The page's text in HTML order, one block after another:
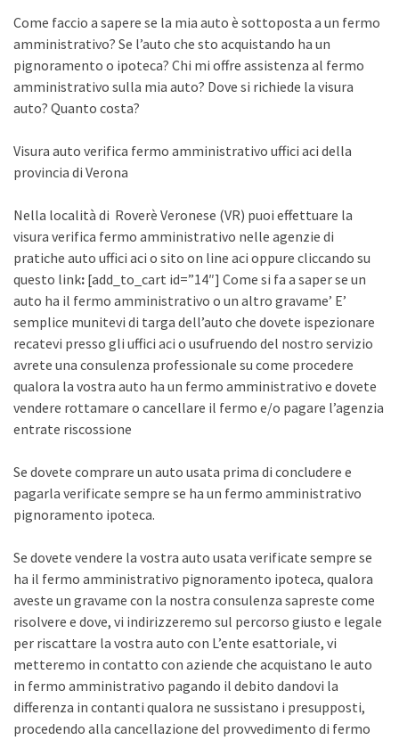
Come faccio a sapere se la mia auto è sottoposta a un fermo
amministrativo? Se l’auto che sto acquistando ha un
pignoramento o ipoteca? Chi mi offre assistenza al fermo
amministrativo sulla mia auto? Dove si richiede la visura
auto? Quanto costa?
Visura auto verifica fermo amministrativo uffici aci della
provincia di Verona
Nella località di Roverè Veronese (VR) puoi effettuare la
visura verifica fermo amministrativo nelle agenzie di
pratiche auto uffici aci o sito on line aci oppure cliccando su
questo link: [add_to_cart id=”14″] Come si fa a saper se un
auto ha il fermo amministrativo o un altro gravame’ E’
semplice munitevi di targa dell’auto che dovete ispezionare
recatevi presso gli uffici aci o usufruendo del nostro servizio
avrete una consulenza professionale su come procedere
qualora la vostra auto ha un fermo amministrativo e dovete
vendere rottamare o cancellare il fermo e/o pagare l’agenzia
entrate riscossione
Se dovete comprare un auto usata prima di concludere e
pagarla verificate sempre se ha un fermo amministrativo
pignoramento ipoteca.
Se dovete vendere la vostra auto usata verificate sempre se
ha il fermo amministrativo pignoramento ipoteca, qualora
aveste un gravame con la nostra consulenza sapreste come
risolvere e dove, vi indirizzeremo sul percorso giusto e legale
per riscattare la vostra auto con L’ente esattoriale, vi
metteremo in contatto con aziende che acquistano le auto
in fermo amministrativo pagando il debito dandovi la
differenza in contanti qualora ne sussistano i presupposti,
procedendo alla cancellazione del provvedimento di fermo